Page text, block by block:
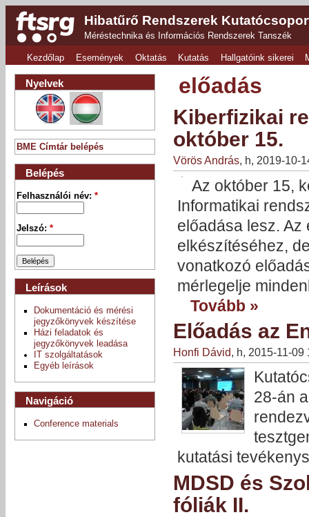
Hibatűrő Rendszerek
Méréstechnika és Információs Rendszerek Tanszék
Kezdőlap Események Oktatás Kutatás Hallgatóink sikerei
előadás
Kiberfizikai
október 15.
Vörös András, h, 2019-10-
Az október 15,
Informatikai
előadása lesz.
elkészítéséhez,
vonatkozó
mérlegelje
Tovább »
Előadás az
Honfi Dávid, h, 2015-11-09
28-án
kutatási
MDSD és
fóliák II.
Nyelvek
BME Címtár belépés
Belépés
Felhasználói név:*
Jelszó:*
Leírások
Dokumentáció és mérési
jegyzőkönyvek készítése
Házi feladatok és
jegyzőkönyvek leadása
IT szolgáltatások
Egyéb leírások
Navigáció
Conference materials